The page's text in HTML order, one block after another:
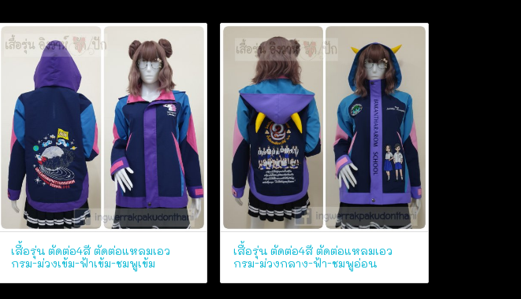
เสื้อรุ่น ตัดต่อ4สี ตัดต่อแหลมเอว
กรม-ม่วงเข้ม-ฟ้าเข้ม-ชมพูเข้ม
เสื้อรุ่น ตัดต่อ4สี ตัดต่อแหลมเอว
กรม-ม่วงกลาง-ฟ้า-ชมพูอ่อน